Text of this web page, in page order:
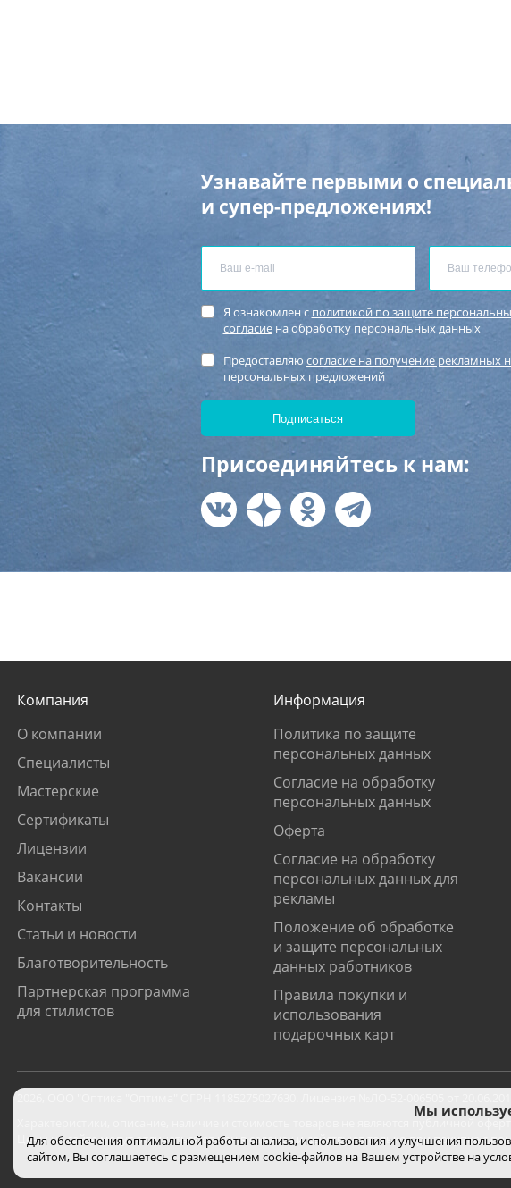
Узнавайте первыми о
и супер-предложениях!
Я ознакомлен с политикой по защите
согласиена обработку персональных данных
Предоставляю согласие на получение рекламных
персональных предложений
Присоединяйтесь к нам:
Компания
О компании
Специалисты
Мастерские
Сертификаты
Лицензии
Вакансии
Контакты
Статьи и новости
Благотворительность
Партнерская программа
для стилистов
Информация
Политика по защите
персональных данных
Согласие на обработку
персональных данных
Оферта
Согласие на обработку
персональных данных для
рекламы
Положение об обработке
и защите персональных
данных работников
Правила покупки и
использования
подарочных карт
Характеристики, описание, наличие и стоимость товаров не являются публичной
Цены на сайте могут отличаться от цен в салонах и действуют только при покупке с
Мы
Для обеспечения оптимальной работы анализа, использования и улучшения
сайтом, Вы соглашаетесь с размещением cookie-файлов на Вашем устройстве на